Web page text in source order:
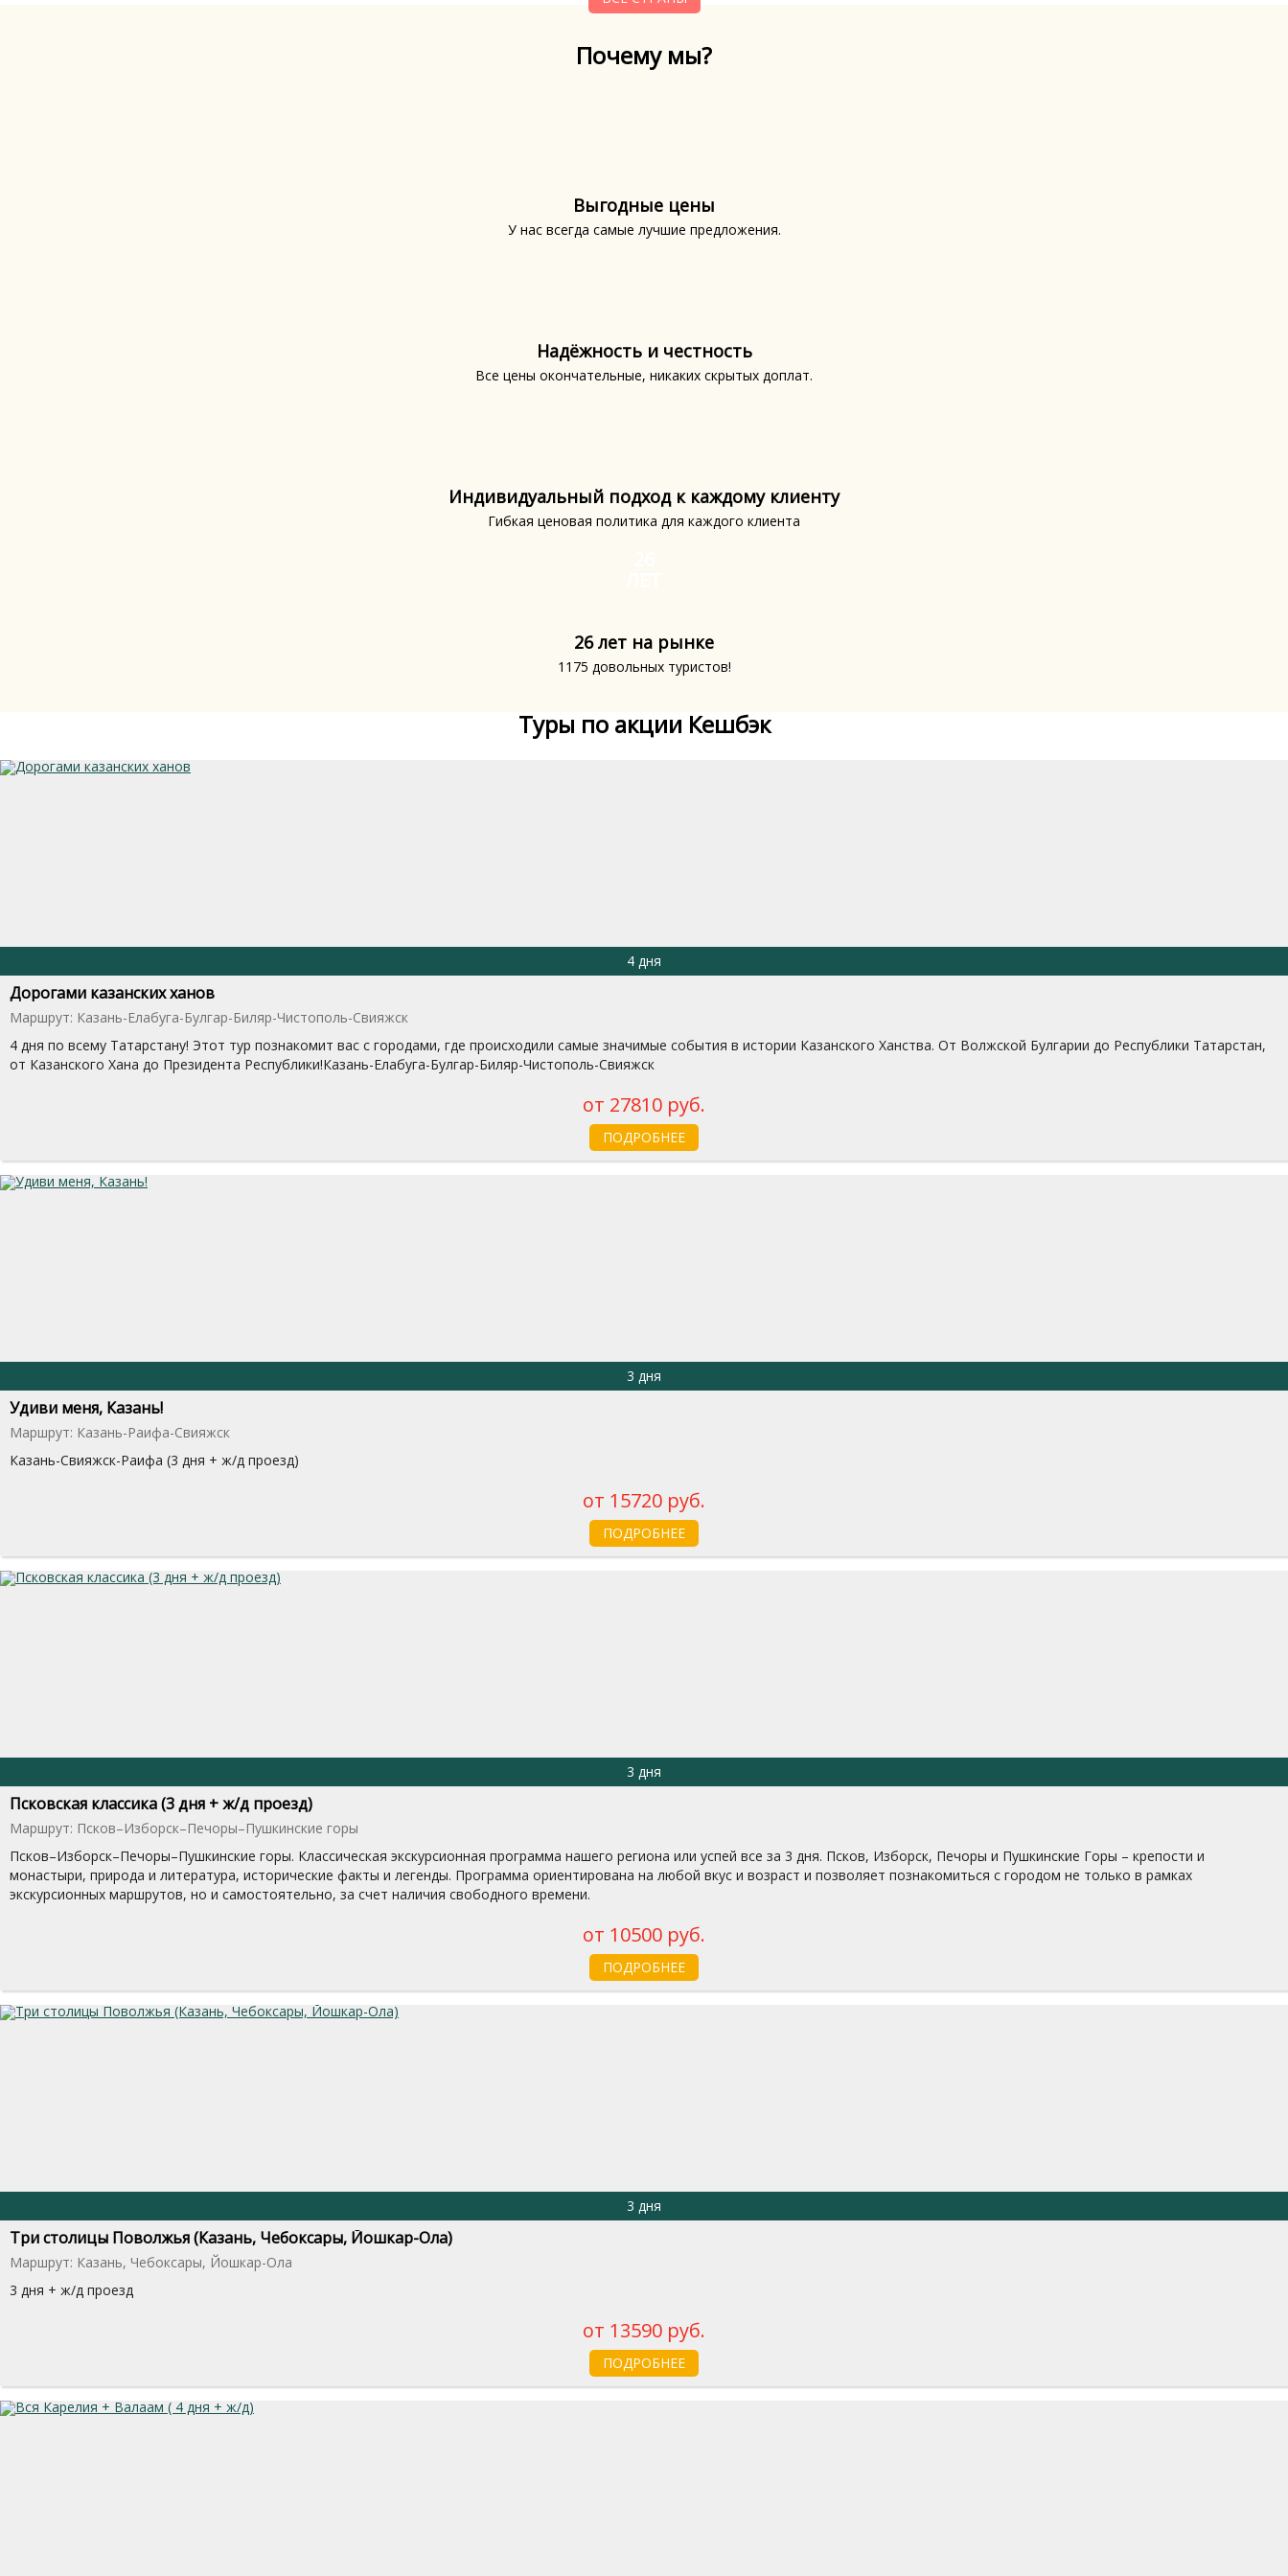
Почему мы?
Выгодные цены
У нас всегда самые лучшие предложения.
Надёжность и честность
Все цены окончательные, никаких скрытых доплат.
Индивидуальный подход к каждому клиенту
Гибкая ценовая политика для каждого клиента
26 лет на рынке
1175 довольных туристов!
Туры по акции Кешбэк
4 дня
Дорогами казанских ханов
Маршрут: Казань-Елабуга-Булгар-Биляр-Чистополь-Свияжск
4 дня по всему Татарстану! Этот тур познакомит вас с городами, где происходили самые значимые события в истории Казанского Ханства. От Волжской Булгарии до Республики Татарстан,
от Казанского Хана до Президента Республики!Казань-Елабуга-Булгар-Биляр-Чистополь-Свияжск
от 27810 руб.
ПОДРОБНЕЕ
3 дня
Удиви меня, Казань!
Маршрут: Казань-Раифа-Свияжск
Казань-Свияжск-Раифа (3 дня + ж/д проезд)
от 15720 руб.
ПОДРОБНЕЕ
3 дня
Псковская классика (3 дня + ж/д проезд)
Маршрут: Псков–Изборск–Печоры–Пушкинские горы
Псков–Изборск–Печоры–Пушкинские горы. Классическая экскурсионная программа нашего региона или успей все за 3 дня. Псков, Изборск, Печоры и Пушкинские Горы – крепости и
монастыри, природа и литература, исторические факты и легенды. Программа ориентирована на любой вкус и возраст и позволяет познакомиться с городом не только в рамках
экскурсионных маршрутов, но и самостоятельно, за счет наличия свободного времени.
от 10500 руб.
ПОДРОБНЕЕ
3 дня
Три столицы Поволжья (Казань, Чебоксары, Йошкар-Ола)
Маршрут: Казань, Чебоксары, Йошкар-Ола
3 дня + ж/д проезд
от 13590 руб.
ПОДРОБНЕЕ